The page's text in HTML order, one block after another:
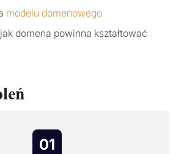
modelu domenowego
domena powinna kształtować
01